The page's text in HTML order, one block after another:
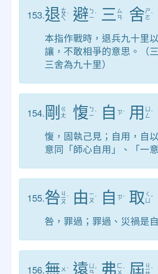
153.退ㄊ
ㄨ
ㄟ
ˋ 避 ㄅ
ㄧˋ 三 ㄙ
ㄢ
舍ㄕ
ㄜˋ
本指作戰時，退兵九十里
讓，不敢相爭的意思。（
三舍為九十里）
154. 剛
ㄍ
ㄤ
愎 ㄅ
ㄧˋ 自 ㄗˋ 用 ㄥ ˋ
愎，固執己見；自用，自
意同「師心自用」、「一
155.咎 ㄐ
ㄧ
ㄡ
ˋ 由 ㄧ
ㄡ ˊ 自 ㄗˋ 取 ㄑ
ˇ
咎，罪過；罪過、災禍是
156.無 ㄨ ˊ 遠 ㄢˇ 弗 ㄈ
ㄨ ˊ 屆 ㄐ
ㄧˋ